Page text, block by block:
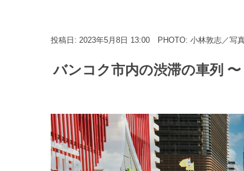
投稿日: 2023年5月8日 13:00 PHOTO: 小林敦志／写
バンコク市内の渋滞の車列 〜